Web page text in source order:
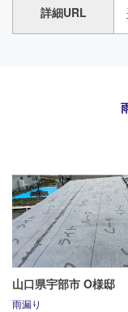
詳細URL
山口県宇部市 O様邸
雨漏り